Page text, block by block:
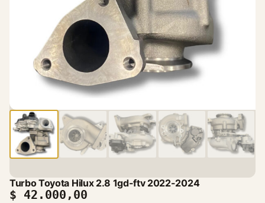
Turbo Toyota Hilux 2.8 1gd-ftv 2022-2024
$ 42.000,00